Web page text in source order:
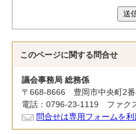
送
このページに関する 問合せ
議会事務局 総務係
〒668-8666 豊岡市中央町2
電話：0796-23-1119 ファク
問合せは専用フォームを利